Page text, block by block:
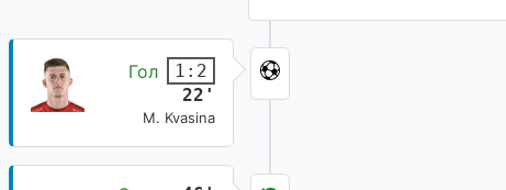
Гол
1:2
22'
M. Kvasina